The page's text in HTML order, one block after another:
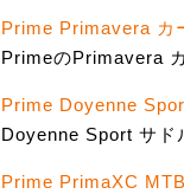
Prime Primavera カ
PrimeのPrimavera
Prime Doyenne
Doyenne Sport サド
Prime PrimaXC